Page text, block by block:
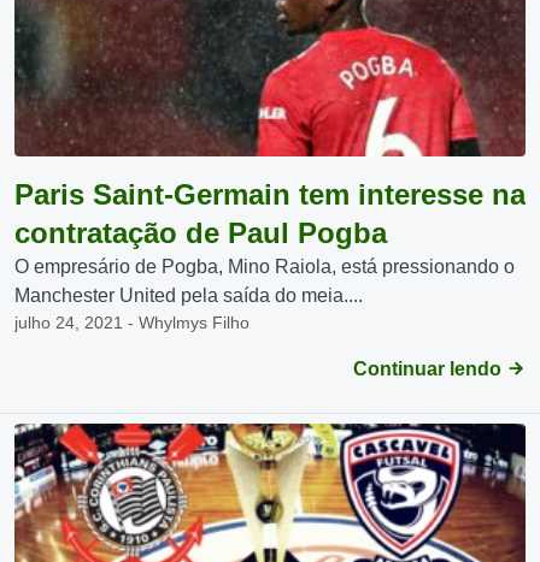
Paris Saint-Germain tem interesse na
contratação de Paul Pogba
O empresário de Pogba, Mino Raiola, está pressionando o
Manchester United pela saída do meia....
julho 24, 2021 - Whylmys Filho
Continuar lendo